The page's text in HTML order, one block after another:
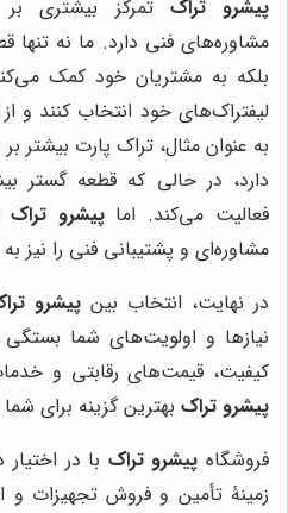
پیشرو تراک تمرکز بیشتری
مشاوره‌های فنی دارد. ما نه
بلکه به مشتریان خود کمک
لیفتراک‌های خود انتخاب کنند و
به عنوان مثال، تراک پارت بیشتر
دارد، در حالی که قطعه گستر
فعالیت می‌کند. اماپیشرو تراک
مشاوره‌ای و پشتیبانی فنی را نیز
در نهایت، انتخاب بین پیشرو
نیازها و اولویت‌های شما بستگی
کیفیت، قیمت‌های رقابتی و
پیشرو تراک بهترین گزینه برای
فروشگاه پیشرو تراک با در
زمینۀ تأمین و فروش تجهیزات و